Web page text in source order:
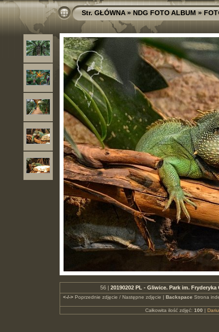
Str. GŁÓWNA»NDG FOTO ALBUM»
56 | 20190202 PL - Gliwice. Park im.
<-/->Poprzednie zdjęcie / Następne zdjęcie | Backspace Strona
Całkowita ilość zdjęć: 100 |